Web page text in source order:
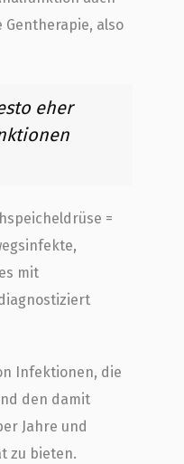
also
eher
=
mit
Infektionen, die
den damit
Jahre und
zu bieten.